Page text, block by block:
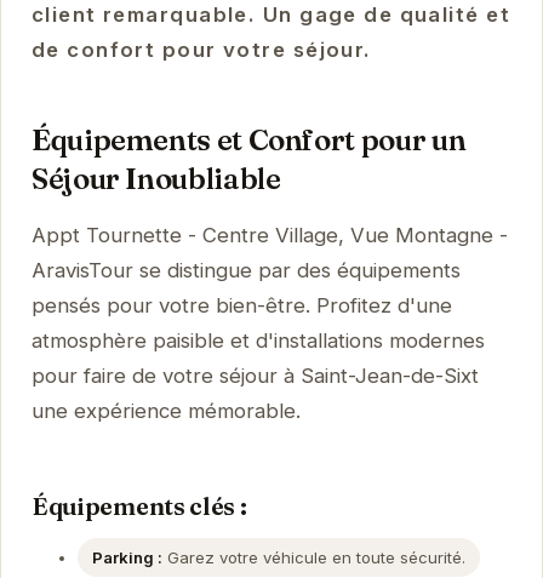
client remarquable. Un gage de qualité et
de confort pour votre séjour.
Équipements et Confort pour un
Séjour Inoubliable
Appt Tournette - Centre Village, Vue Montagne -
AravisTour se distingue par des équipements
pensés pour votre bien-être. Profitez d'une
atmosphère paisible et d'installations modernes
pour faire de votre séjour à Saint-Jean-de-Sixt
une expérience mémorable.
Équipements clés :
Parking : Garez votre véhicule en toute sécurité.